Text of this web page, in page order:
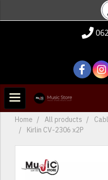
Home All products
Kirlin CV-2306 x2P